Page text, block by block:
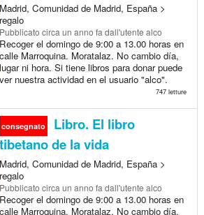
Madrid, Comunidad de Madrid, España >
regalo
Pubblicato circa un anno fa dall'utente alco
Recoger el domingo de 9:00 a 13.00 horas en
calle Marroquina. Moratalaz. No cambio día,
lugar ni hora. Si tiene libros para donar puede
ver nuestra actividad en el usuario "alco".
747 letture
consegnato
Libro. El libro
tibetano de la vida
Madrid, Comunidad de Madrid, España >
regalo
Pubblicato circa un anno fa dall'utente alco
Recoger el domingo de 9:00 a 13.00 horas en
calle Marroquina. Moratalaz. No cambio día,